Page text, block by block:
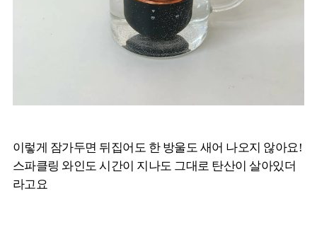
이렇게 잠가두면 뒤집어도 한 방울도 새어 나오지 않아요!
스파클링 와인도 시간이 지나도 그대로 탄산이 살아있더
라고요